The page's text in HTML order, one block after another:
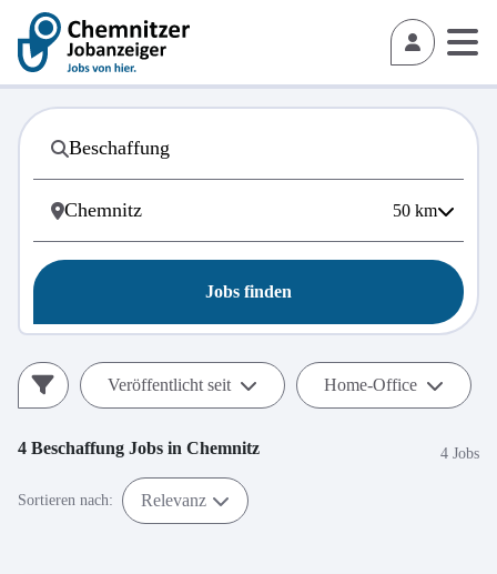
50 km
Jobs finden
Veröffentlicht seit Home-Office
4 Beschaffung Jobs in Chemnitz 4 Jobs
Sortieren nach: Relevanz